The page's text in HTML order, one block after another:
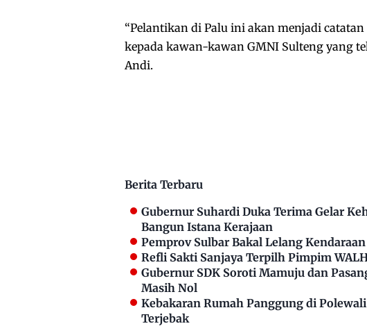
“Pelantikan di Palu ini akan menjadi
kepada kawan-kawan GMNI Sulteng yang
Andi.
Berita Terbaru
Gubernur Suhardi Duka Terima Gelar
Bangun Istana Kerajaan
Pemprov Sulbar Bakal Lelang
Refli Sakti Sanjaya Terpilh Pimpim
Gubernur SDK Soroti Mamuju dan
Masih Nol
Kebakaran Rumah Panggung di
Terjebak